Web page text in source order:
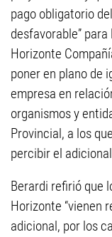
pago obligatorio
desfavorable”
Horizonte
poner en plano de
empresa en
organismos y
Provincial, a los
percibir el
Berardi refirió que
Horizonte “vienen
adicional, por los